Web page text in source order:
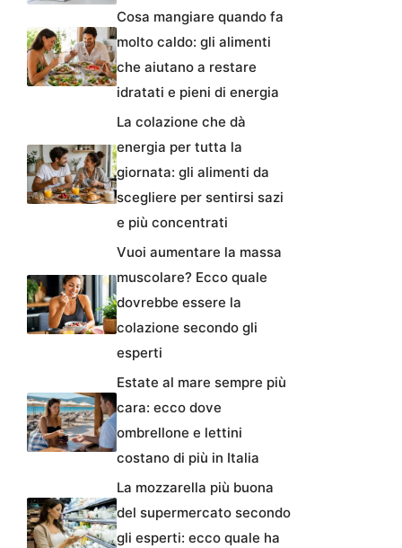
Cosa mangiare quando fa
molto caldo: gli alimenti
che aiutano a restare
idratati e pieni di energia
La colazione che dà
energia per tutta la
giornata: gli alimenti da
scegliere per sentirsi sazi
e più concentrati
Vuoi aumentare la massa
muscolare? Ecco quale
dovrebbe essere la
colazione secondo gli
esperti
Estate al mare sempre più
cara: ecco dove
ombrellone e lettini
costano di più in Italia
La mozzarella più buona
del supermercato secondo
gli esperti: ecco quale ha